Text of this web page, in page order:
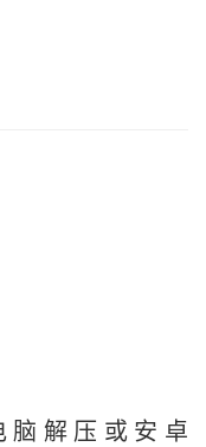
脑解压或安卓